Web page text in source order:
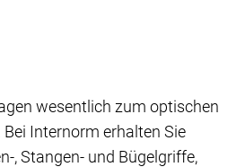
wesentlich zum optischen
Internorm erhalten Sie
, Stangen- und Bügelgriffe,